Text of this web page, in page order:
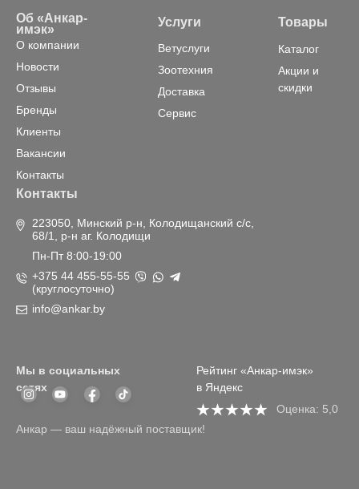
Об «Анкар-
имэк»
О компании
Новости
Отзывы
Бренды
Клиенты
Вакансии
Контакты
Услуги
Ветуслуги
Доставка
Сервис
Зоотехния
Товары
Каталог
Акции и
скидки
Контакты
223050, Минский р-н, Колодищанский с/с,
68/1, р-н аг. Колодищи
Пн-Пт 8:00-19:00
+375 44 455-55-55
(круглосуточно)
info@ankar.by
Анкар — ваш надёжный поставщик!
Мы в социальных
сетях
Рейтинг «Анкар-имэк»
в Яндекс
Оценка: 5,0